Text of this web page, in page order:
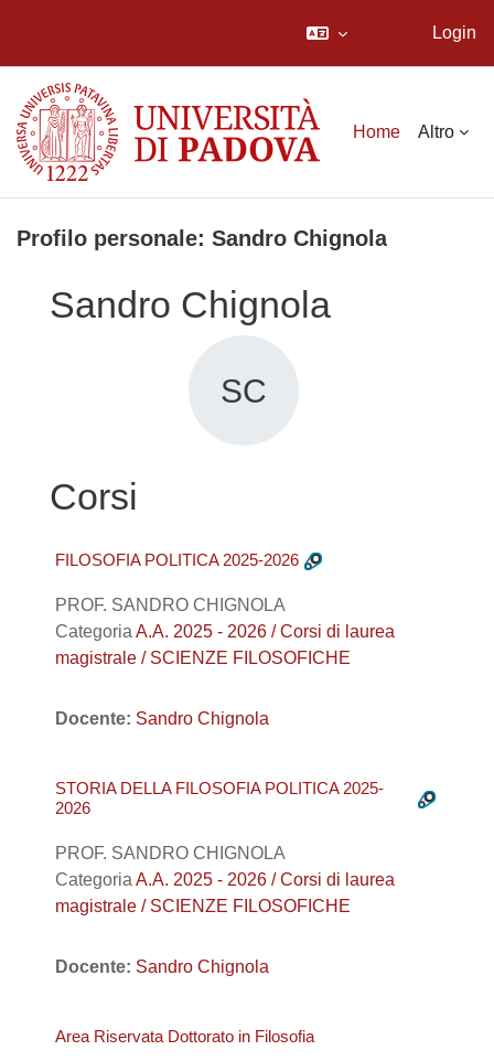
Login
Home Altro
Profilo personale: Sandro Chignola
Sandro Chignola
SC
Corsi
FILOSOFIA POLITICA 2025-2026
PROF. SANDRO CHIGNOLA
Categoria A.A. 2025 - 2026 / Corsi di laurea
magistrale / SCIENZE FILOSOFICHE
Docente: Sandro Chignola
STORIA DELLA FILOSOFIA POLITICA 2025-
2026
PROF. SANDRO CHIGNOLA
Categoria A.A. 2025 - 2026 / Corsi di laurea
magistrale / SCIENZE FILOSOFICHE
Docente: Sandro Chignola
Area Riservata Dottorato in Filosofia